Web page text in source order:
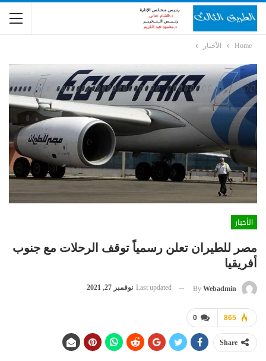
Home الأخبار
الأخبار
مصر للطيران تعلن رسمياً توقف الرحلات مع جنوب
أفريقيا
By Webadmin
Last updated نوفمبر 27, 2021
0 865
Share